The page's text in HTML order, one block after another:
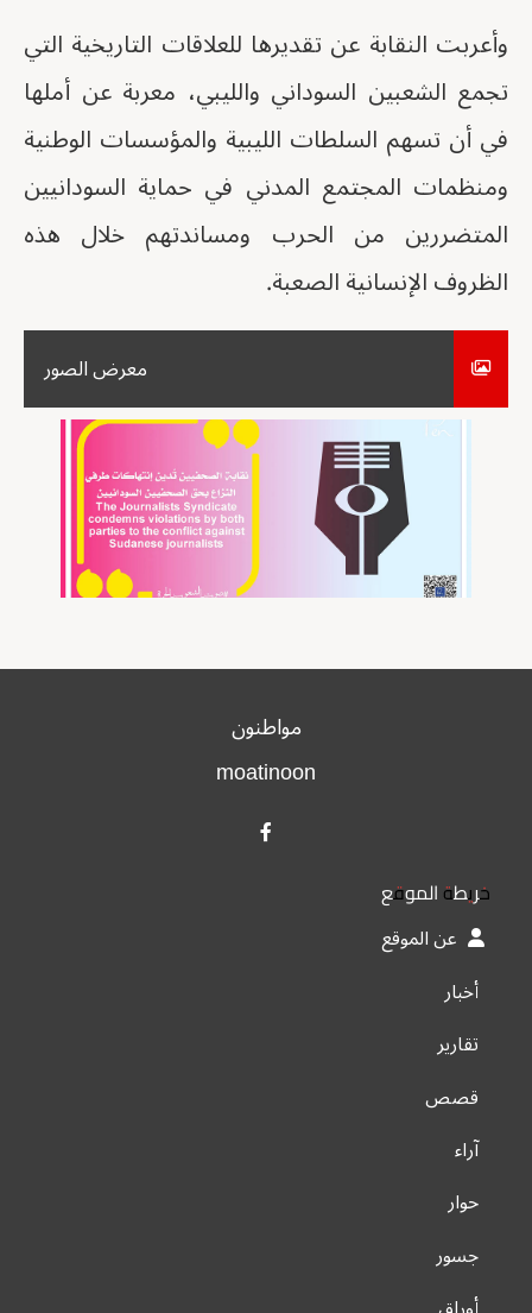
وأعربت النقابة عن تقديرها للعلاقات التاريخية التي
تجمع الشعبين السوداني والليبي، معربة عن أملها
في أن تسهم السلطات الليبية والمؤسسات الوطنية
ومنظمات المجتمع المدني في حماية السودانيين
المتضررين من الحرب ومساندتهم خلال هذه
الظروف الإنسانية الصعبة.
معرض الصور
مواطنون
moatinoon
خريطة الموقع
عن الموقع
أخبار
تقارير
قصص
آراء
حوار
جسور